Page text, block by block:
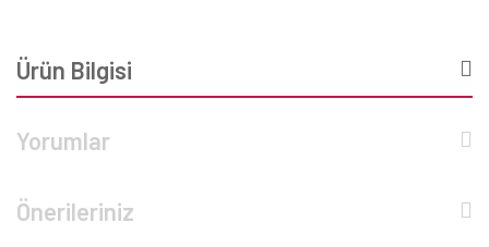
Ürün Bilgisi
Yorumlar
Önerileriniz